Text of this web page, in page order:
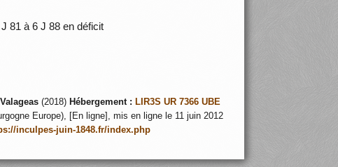
81 à 6 J 88 en déficit
(2018) Hébergement : LIR3S UR 7366 UBE
Europe), [En ligne], mis en ligne le 11 juin 2012
inculpes-juin-1848.fr/index.php